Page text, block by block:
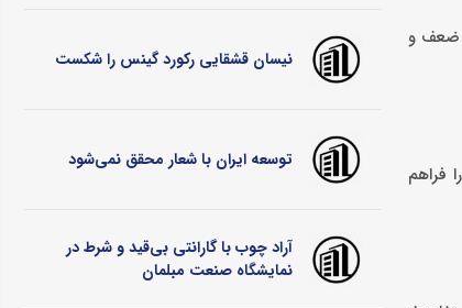
ضعف و
فراهم
نیسان قشقایی رکورد گینس را شکست
توسعه ایران با شعار محقق نمی‌شود
آراد چوب با گارانتی بی‌قید و شرط در
نمایشگاه صنعت مبلمان